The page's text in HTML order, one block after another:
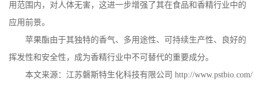
用范围内，对人体无害，这进一步增强了其在食品和香精行业中的
应用前景。
苹果酯由于其独特的香气、多用途性、可持续生产性、良好的
挥发性和安全性，成为香精行业中不可替代的重要成分。
本文来源：江苏磐斯特生化科技有限公司 http://www.pstbio.com/